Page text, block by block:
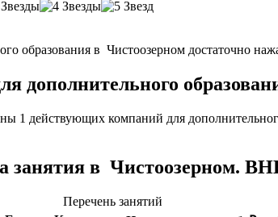
образования в Чистоозерном достаточно
дополнительного
1 действующих компаний для
занятия в Чистоозерном.
Перечень занятий